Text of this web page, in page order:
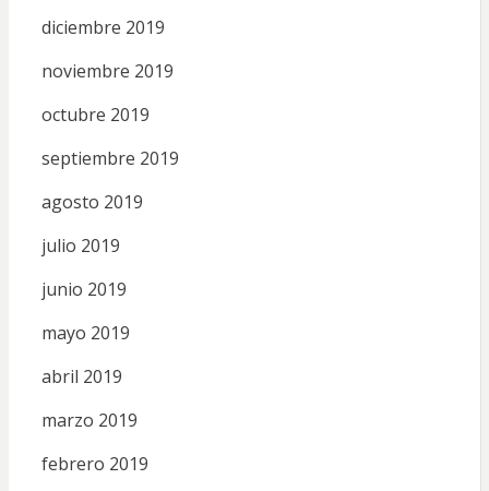
diciembre 2019
noviembre 2019
octubre 2019
septiembre 2019
agosto 2019
julio 2019
junio 2019
mayo 2019
abril 2019
marzo 2019
febrero 2019